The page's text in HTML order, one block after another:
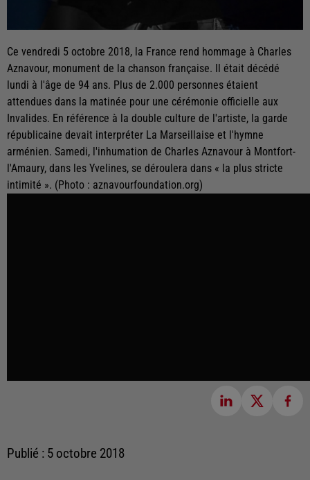
Ce vendredi 5 octobre 2018, la France rend hommage à Charles
Aznavour, monument de la chanson française. Il était décédé
lundi à l'âge de 94 ans. Plus de 2.000 personnes étaient
attendues dans la matinée pour une cérémonie officielle aux
Invalides. En référence à la double culture de l'artiste, la garde
républicaine devait interpréter La Marseillaise et l'hymne
arménien. Samedi, l'inhumation de Charles Aznavour à Montfort-
l'Amaury, dans les Yvelines, se déroulera dans « la plus stricte
intimité ». (Photo : aznavourfoundation.org)
Publié : 5 octobre 2018